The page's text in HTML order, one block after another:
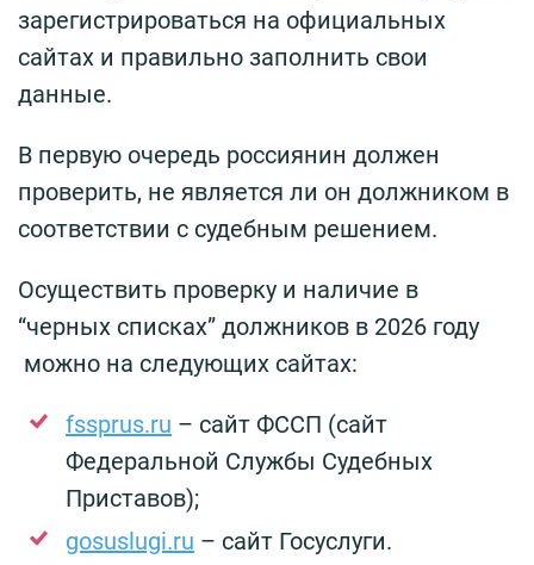
зарегистрироваться на официальных
сайтах и правильно заполнить свои
данные.
В первую очередь россиянин должен
проверить, не является ли он должником в
соответствии с судебным решением.
Осуществить проверку и наличие в
“черных списках” должников в 2026 году
можно на следующих сайтах:
fssprus.ru – сайт ФССП (сайт
Федеральной Службы Судебных
Приставов);
gosuslugi.ru – сайт Госуслуги.